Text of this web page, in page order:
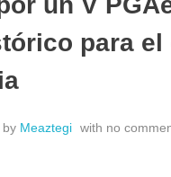
para el
by Meaztegi with no